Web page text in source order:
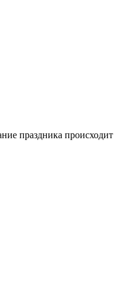
праздника происходит